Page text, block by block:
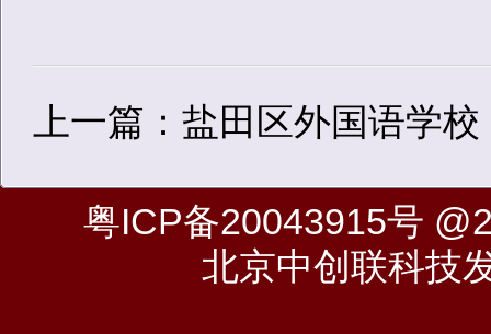
上一篇：盐田区外国语学校
粤ICP备20043915号
北京中创联科技